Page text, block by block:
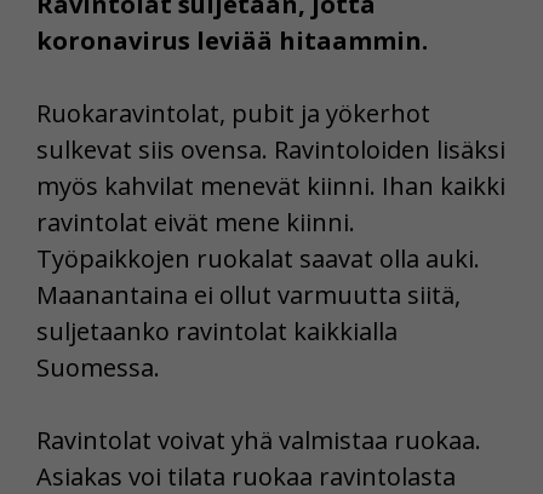
koronavirus leviää hitaammin.
Ruokaravintolat, pubit ja yökerhot
sulkevat siis ovensa. Ravintoloiden lisäksi
myös kahvilat menevät kiinni. Ihan kaikki
ravintolat eivät mene kiinni.
Työpaikkojen ruokalat saavat olla auki.
Maanantaina ei ollut varmuutta siitä,
suljetaanko ravintolat kaikkialla
Suomessa.
Ravintolat voivat yhä valmistaa ruokaa.
Asiakas voi tilata ruokaa ravintolasta